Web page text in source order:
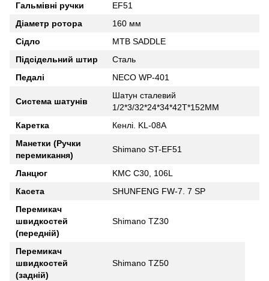
Гальмівні ручки
EF51
Діаметр ротора
160 мм
Сідло
MTB SADDLE
Підсідельний штир
Сталь
Педалі
NECO WP-401
Система шатунів
Шатун сталевий
1/2*3/32*24*34*42T*152MM
Каретка
Кенлі. KL-08A
Манетки (Ручки
перемикання)
Shimano ST-EF51
Ланцюг
KMC C30, 106L
Касета
SHUNFENG FW-7. 7 SP
Перемикач
швидкостей
(передній)
Shimano TZ30
Перемикач
швидкостей
(задній)
Shimano TZ50